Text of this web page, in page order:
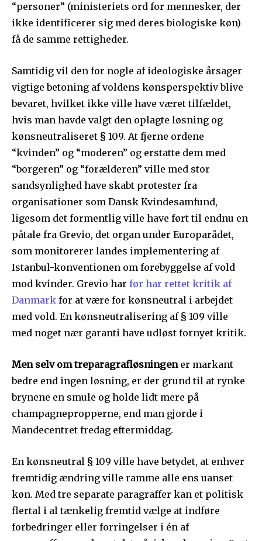
“personer” (ministeriets ord for mennesker, der
ikke identificerer sig med deres biologiske køn)
få de samme rettigheder.
Samtidig vil den for nogle af ideologiske årsager
vigtige betoning af voldens kønsperspektiv blive
bevaret, hvilket ikke ville have været tilfældet,
hvis man havde valgt den oplagte løsning og
kønsneutraliseret § 109. At fjerne ordene
“kvinden” og “moderen” og erstatte dem med
“borgeren” og “forælderen” ville med stor
sandsynlighed have skabt protester fra
organisationer som Dansk Kvindesamfund,
ligesom det formentlig ville have ført til endnu en
påtale fra Grevio, det organ under Europarådet,
som monitorerer landes implementering af
Istanbul-konventionen om forebyggelse af vold
mod kvinder. Grevio har før har rettet kritik af
Danmark for at være for kønsneutral i arbejdet
med vold. En kønsneutralisering af § 109 ville
med noget nær garanti have udløst fornyet kritik.
Men selv om treparagrafløsningen er markant
bedre end ingen løsning, er der grund til at rynke
brynene en smule og holde lidt mere på
champagnepropperne, end man gjorde i
Mandecentret fredag eftermiddag.
En kønsneutral § 109 ville have betydet, at enhver
fremtidig ændring ville ramme alle ens uanset
køn. Med tre separate paragraffer kan et politisk
flertal i al tænkelig fremtid vælge at indføre
forbedringer eller forringelser i én af